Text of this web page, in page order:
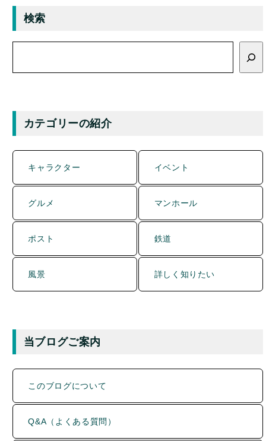
検索
カテゴリーの紹介
キャラクター イベント
グルメ マンホール
ポスト 鉄道
風景 詳しく知りたい
当ブログご案内
このブログについて
Q&A（よくある質問）